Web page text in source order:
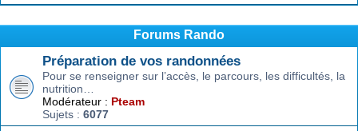
e
Forums Rando
Préparation de vos randonnées
Pour se renseigner sur l’accès, le parcours, les difficultés, la
nutrition…
Modérateur : Pteam
Sujets : 6077